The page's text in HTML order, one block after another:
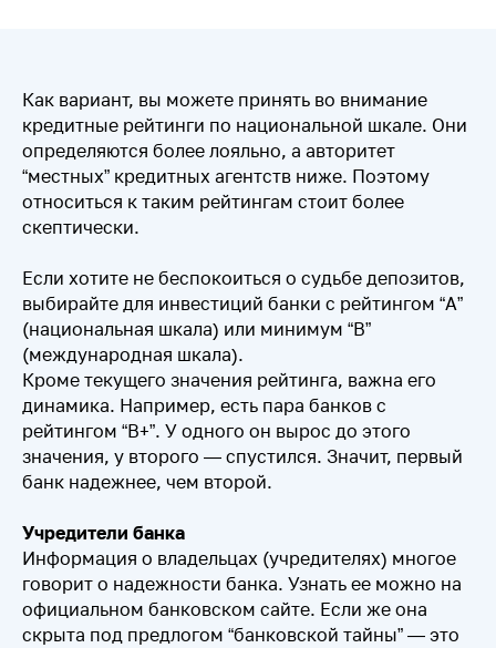
Как вариант, вы можете принять во внимание
кредитные рейтинги по национальной шкале. Они
определяются более лояльно, а авторитет
“местных” кредитных агентств ниже. Поэтому
относиться к таким рейтингам стоит более
скептически.
Если хотите не беспокоиться о судьбе депозитов,
выбирайте для инвестиций банки с рейтингом “А”
(национальная шкала) или минимум “В”
(международная шкала).
Кроме текущего значения рейтинга, важна его
динамика. Например, есть пара банков с
рейтингом “В+”. У одного он вырос до этого
значения, у второго — спустился. Значит, первый
банк надежнее, чем второй.
Учредители банка
Информация о владельцах (учредителях) многое
говорит о надежности банка. Узнать ее можно на
официальном банковском сайте. Если же она
скрыта под предлогом “банковской тайны” — это